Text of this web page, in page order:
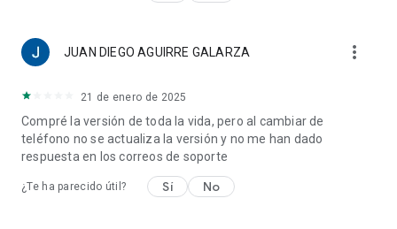
🖨️ Opciones de exportación de datos: exporte fácilmente sus
datos financieros para uso externo o archivado.
¡Descarga MOMA.AI hoy!
Transforme la forma en que administra su dinero con
MOMA.AI, donde la tecnología se une a la practicidad. Ya sea
que esté realizando un seguimiento de los gastos diarios o
su compañero financiero perfecto.
JUAN DIEGO AGUIRRE GALARZA more_vert
21 de enero de 2025
Compré la versión de toda la vida, pero al cambiar de
teléfono no se actualiza la versión y no me han dado
respuesta en los correos de soporte
¿Te ha parecido útil? Sí No